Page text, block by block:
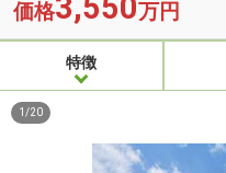
価格3,550万円
特徴
1 /20